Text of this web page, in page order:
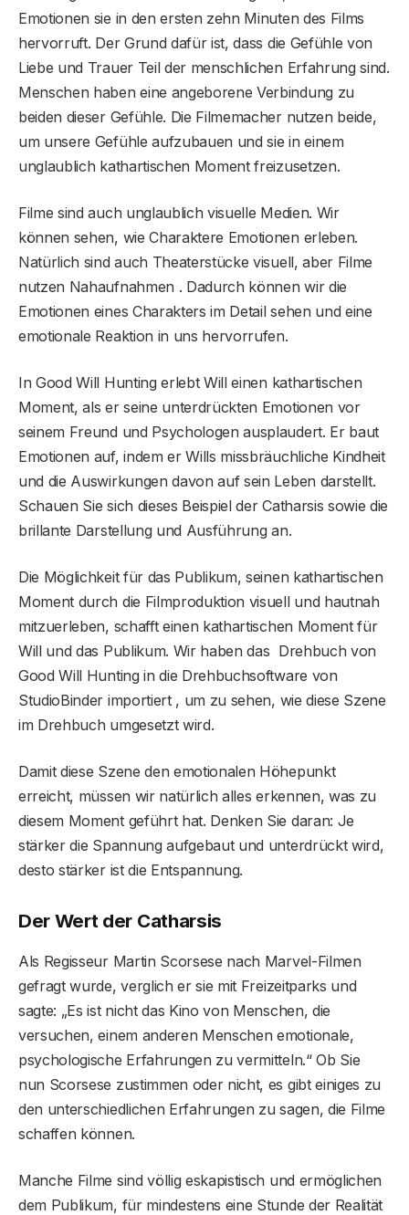
Emotionen sie in den ersten zehn Minuten des Films
hervorruft. Der Grund dafür ist, dass die Gefühle von
Liebe und Trauer Teil der menschlichen Erfahrung sind.
Menschen haben eine angeborene Verbindung zu
beiden dieser Gefühle. Die Filmemacher nutzen beide,
um unsere Gefühle aufzubauen und sie in einem
unglaublich kathartischen Moment freizusetzen.
Filme sind auch unglaublich visuelle Medien. Wir
können sehen, wie Charaktere Emotionen erleben.
Natürlich sind auch Theaterstücke visuell, aber Filme
nutzen Nahaufnahmen . Dadurch können wir die
Emotionen eines Charakters im Detail sehen und eine
emotionale Reaktion in uns hervorrufen.
In Good Will Hunting erlebt Will einen kathartischen
Moment, als er seine unterdrückten Emotionen vor
seinem Freund und Psychologen ausplaudert. Er baut
Emotionen auf, indem er Wills missbräuchliche Kindheit
und die Auswirkungen davon auf sein Leben darstellt.
Schauen Sie sich dieses Beispiel der Catharsis sowie die
brillante Darstellung und Ausführung an.
Die Möglichkeit für das Publikum, seinen kathartischen
Moment durch die Filmproduktion visuell und hautnah
mitzuerleben, schafft einen kathartischen Moment für
Will und das Publikum. Wir haben das Drehbuch von
Good Will Hunting in die Drehbuchsoftware von
StudioBinder importiert , um zu sehen, wie diese Szene
im Drehbuch umgesetzt wird.
Damit diese Szene den emotionalen Höhepunkt
erreicht, müssen wir natürlich alles erkennen, was zu
diesem Moment geführt hat. Denken Sie daran: Je
stärker die Spannung aufgebaut und unterdrückt wird,
desto stärker ist die Entspannung.
Der Wert der Catharsis
Als Regisseur Martin Scorsese nach Marvel-Filmen
gefragt wurde, verglich er sie mit Freizeitparks und
sagte: „Es ist nicht das Kino von Menschen, die
versuchen, einem anderen Menschen emotionale,
psychologische Erfahrungen zu vermitteln.“ Ob Sie
nun Scorsese zustimmen oder nicht, es gibt einiges zu
den unterschiedlichen Erfahrungen zu sagen, die Filme
schaffen können.
Manche Filme sind völlig eskapistisch und ermöglichen
dem Publikum, für mindestens eine Stunde der Realität